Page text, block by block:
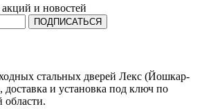
и новостей
ПОДПИСАТЬСЯ
стальных дверей Лекс (Йошкар-
и установка под ключ по